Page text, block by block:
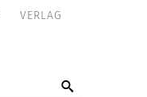
VERLAG